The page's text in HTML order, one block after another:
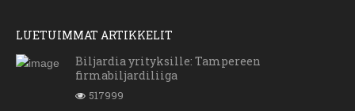
LUETUIMMAT ARTIKKELIT
Biljardia yrityksille: Tampereen
firmabiljardiliiga
517999